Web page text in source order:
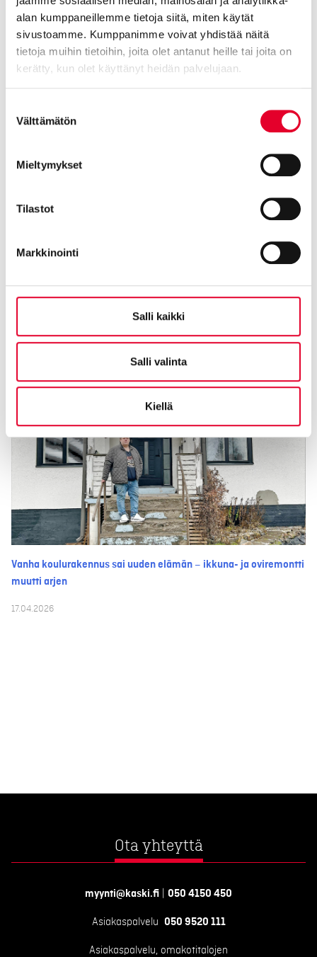
alan kumppaneillemme tietoja siitä, miten käytät
sivustoamme. Kumppanimme voivat yhdistää näitä
tietoja muihin tietoihin, joita olet antanut heille tai joita on
kerätty, kun olet käyttänyt heidän palvelujaan.
valinta
Välttämätön
Mieltymykset
Tilastot
Markkinointi
Salli kaikki
Salli valinta
Kiellä
Asuntomessut Lempäälässä 2026 – Tutustu Kasken ikkunoihin
ja oviin useissa messukohteissa
13.07.2026
Näin taloyhtiön ovi- ja ikkunaremontti parantaa
Vanha koulurakennus sai uuden elämän – ikkuna- ja oviremontti
muutti arjen
17.04.2026
Ota yhteyttä
myynti@kaski.fi 050 4150 450
Asiakaspalvelu 050 9520 111
Asiakaspalvelu, omakotitalojen